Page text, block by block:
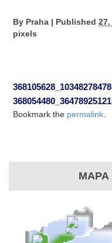
By Praha | Published 27.
pixels
Bookmark the permalink
MAPA